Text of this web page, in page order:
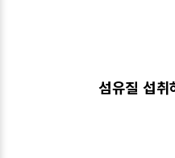
섬유질 섭취